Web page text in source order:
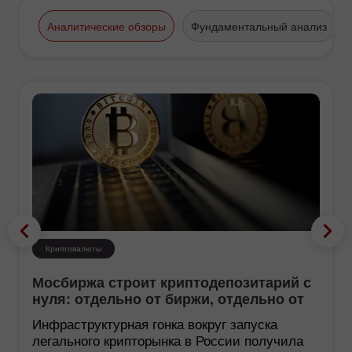
Аналитические обзоры Фундаментальный анализ
Криптовалюты
Мосбиржа строит криптодепозитарий с
нуля: отдельно от биржи, отдельно от
НРД
Инфраструктурная гонка вокруг запуска
легального крипторынка в России получила